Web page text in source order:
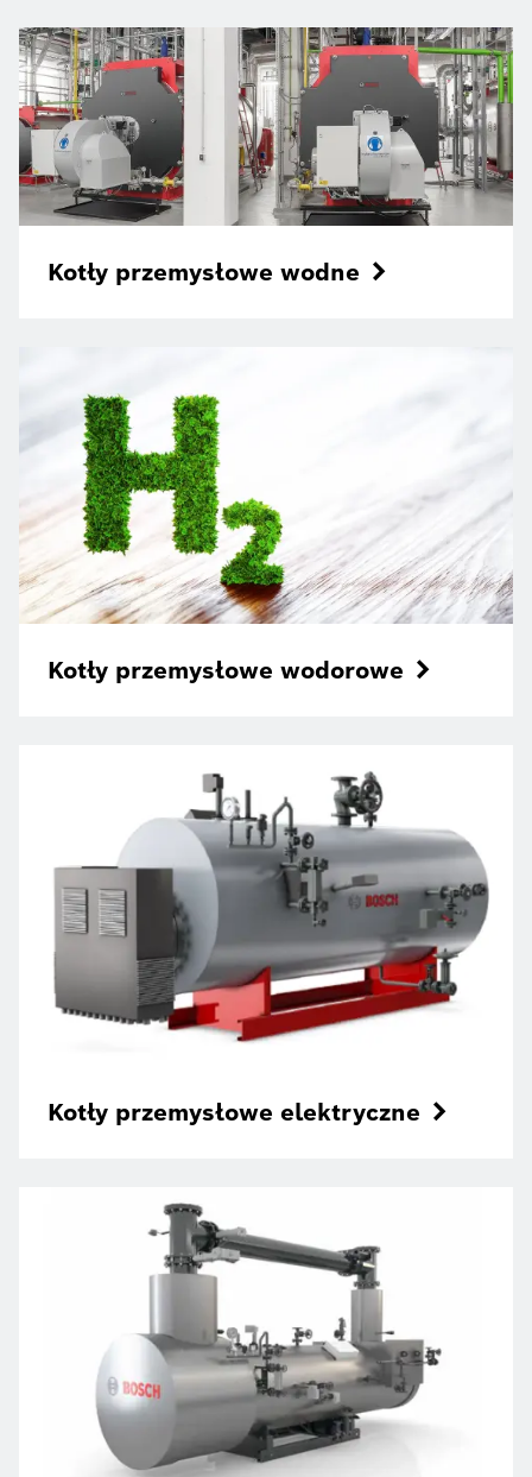
Kotły przemysłowe wodne
Kotły przemysłowe wodorowe
Kotły przemysłowe elektryczne